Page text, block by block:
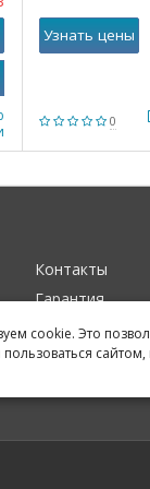
cookie. Это
0
Узнать цены
Контакты
Гарантия
Соглашение